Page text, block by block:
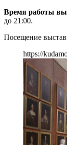
Время работы
до 21:00.
Посещение
https://